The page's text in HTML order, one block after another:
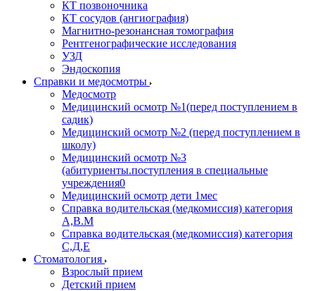
КТ позвоночника
КТ сосудов (ангиография)
Магнитно-резонансная томография
Рентгенографические исследования
УЗД
Эндоскопия
Справки и медосмотры
Медосмотр
Медицинский осмотр №1(перед поступлением в
садик)
Медицинский осмотр №2 (перед поступлением в
школу)
Медицинский осмотр №3
(абитуриенты.поступления в специальные
учреждения0
Медицинский осмотр дети 1мес
Справка водительская (медкомиссия) категория
А,В.М
Справка водительская (медкомиссия) категория
С,Д,Е
Стоматология
Взрослый прием
Детский прием